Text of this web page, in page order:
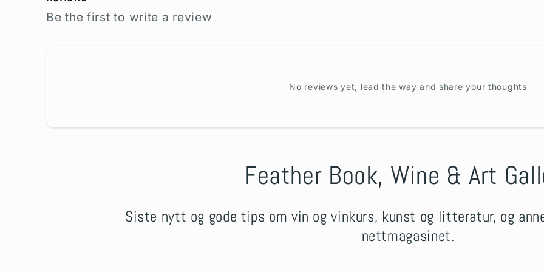
Be the first to write a review
No reviews yet, lead the way and share your thoughts
Feather Book, Wine & Art
Siste nytt og gode tips om vin og vinkurs, kunst og litteratur, og
nettmagasinet.